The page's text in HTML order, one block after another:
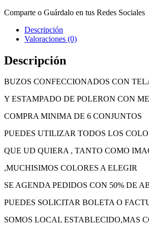
Comparte o Guárdalo en tus Redes Sociales
Descripción
Valoraciones (0)
Descripción
BUZOS CONFECCIONADOS CON
Y ESTAMPADO DE POLERON CON
COMPRA MINIMA DE 6 CONJUNTOS
PUEDES UTILIZAR TODOS LOS
QUE UD QUIERA , TANTO COMO
,MUCHISIMOS COLORES A ELEGIR
SE AGENDA PEDIDOS CON 50% DE
PUEDES SOLICITAR BOLETA O
SOMOS LOCAL ESTABLECIDO,MAS